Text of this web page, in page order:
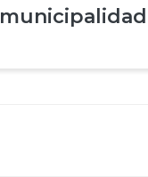
municipalidad